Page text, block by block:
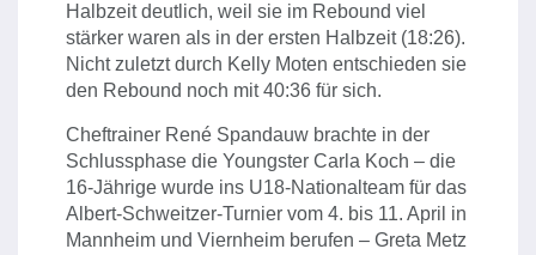
Halbzeit deutlich, weil sie im Rebound viel
stärker waren als in der ersten Halbzeit (18:26).
Nicht zuletzt durch Kelly Moten entschieden sie
den Rebound noch mit 40:36 für sich.
Cheftrainer René Spandauw brachte in der
Schlussphase die Youngster Carla Koch – die
16-Jährige wurde ins U18-Nationalteam für das
Albert-Schweitzer-Turnier vom 4. bis 11. April in
Mannheim und Viernheim berufen – Greta Metz